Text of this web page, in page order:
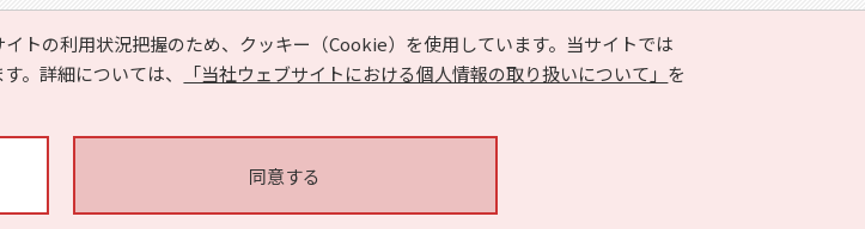
トの利用状況把握のため、クッキー（Cookie）を使用しています。当サイトでは
。詳細については、
「当社ウェブサイトにおける個人情報の取り扱いについて」 を
同意する
All Rights Reserved.